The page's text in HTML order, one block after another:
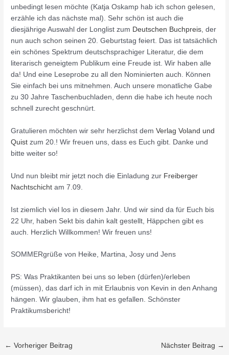
unbedingt lesen möchte (Katja Oskamp hab ich schon gelesen,
erzähle ich das nächste mal). Sehr schön ist auch die
diesjährige Auswahl der Longlist zum Deutschen Buchpreis , der
nun auch schon seinen 20. Geburtstag feiert. Das ist tatsächlich
ein schönes Spektrum deutschsprachiger Literatur, die dem
literarisch geneigtem Publikum eine Freude ist. Wir haben alle
da! Und eine Leseprobe zu all den Nominierten auch. Können
Sie einfach bei uns mitnehmen. Auch unsere monatliche Gabe
zu 30 Jahre Taschenbuchladen, denn die habe ich heute noch
schnell zurecht geschnürt.
Gratulieren möchten wir sehr herzlichst demVerlag Voland und
Quistzum 20.! Wir freuen uns, dass es Euch gibt. Danke und
bitte weiter so!
Und nun bleibt mir jetzt noch die Einladung zur Freiberger
Nachtschicht am 7.09.
Ist ziemlich viel los in diesem Jahr. Und wir sind da für Euch bis
22 Uhr, haben Sekt bis dahin kalt gestellt, Häppchen gibt es
auch. Herzlich Willkommen! Wir freuen uns!
SOMMERgrüße von Heike, Martina, Josy und Jens
PS: Was Praktikanten bei uns so leben (dürfen)/erleben
(müssen), das darf ich in mit Erlaubnis von Kevin in den Anhang
hängen. Wir glauben, ihm hat es gefallen. Schönster
Praktikumsbericht!
← Vorheriger Beitrag Nächster Beitrag →